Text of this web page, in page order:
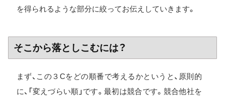
を得られるような部分に絞ってお伝えしていきます。
そこから落としこむには？
まず、この３Cをどの順番で考えるかというと、原則的
に、「変えづらい順」です。最初は競合です。競合他社を